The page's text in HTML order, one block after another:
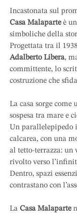
Incastonata sul
Casa Malaparteè
simboliche della
Progettata tra il
Adalberto Libera,
committente, lo
costruzione che
La casa sorge come
sospesa tra mare e
Un parallelepipedo
calcarea, con una
al tetto-terrazza: un
rivolto verso
Dentro, spazi
contrastano con
La Casa Malaparte